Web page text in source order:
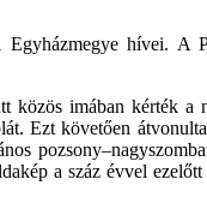
hívei. A
közös imában kérték
Ezt követően
a száz évvel